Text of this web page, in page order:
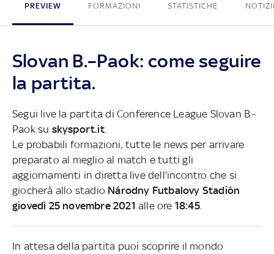
PREVIEW FORMAZIONI STATISTICHE
Slovan B.–Paok: come seguire
la partita.
Segui live la partita di Conference League Slovan B.-
Paok su skysport.it.
Le probabili formazioni, tutte le news per arrivare
preparato al meglio al match e tutti gli
aggiornamenti in diretta live dell’incontro che si
giocherà allo stadio Národny Futbalovy Stadión
giovedì 25 novembre 2021 alle ore 18:45.
In attesa della partita puoi scoprire il mondo